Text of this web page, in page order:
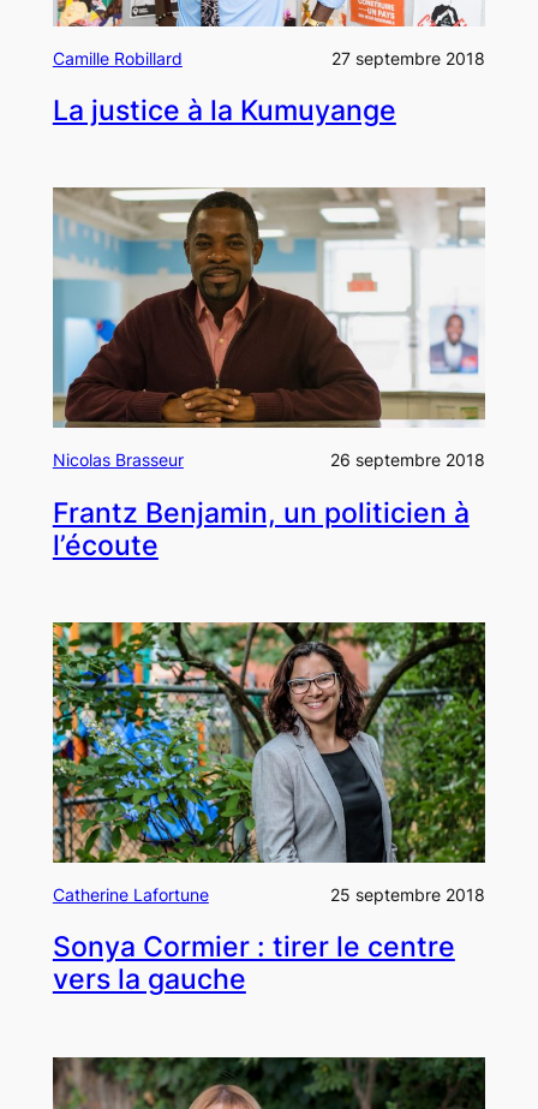
Camille Robillard 27 septembre 2018
La justice à la Kumuyange
Nicolas Brasseur 26 septembre 2018
Frantz Benjamin, un politicien à
l’écoute
Catherine Lafortune 25 septembre 2018
Sonya Cormier : tirer le centre
vers la gauche